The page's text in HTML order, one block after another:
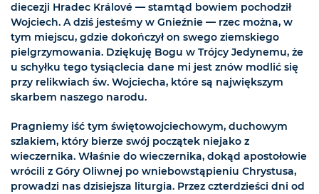
diecezji Hradec Králové — stamtąd bowiem pochodził
Wojciech. A dziś jesteśmy w Gnieźnie — rzec można, w
tym miejscu, gdzie dokończył on swego ziemskiego
pielgrzymowania. Dziękuję Bogu w Trójcy Jedynemu, że
u schyłku tego tysiąclecia dane mi jest znów modlić się
przy relikwiach św. Wojciecha, które są największym
skarbem naszego narodu.
Pragniemy iść tym świętowojciechowym, duchowym
szlakiem, który bierze swój początek niejako z
wieczernika. Właśnie do wieczernika, dokąd apostołowie
wrócili z Góry Oliwnej po wniebowstąpieniu Chrystusa,
prowadzi nas dzisiejsza liturgia. Przez czterdzieści dni od